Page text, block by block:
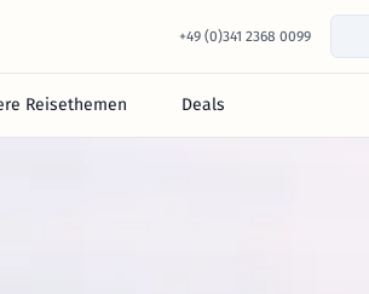
+49 (0)341 2368 0099
Reisethemen Deals